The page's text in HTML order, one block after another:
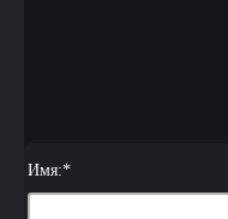
Имя:*